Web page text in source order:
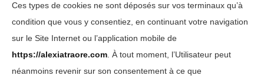
Ces types de cookies ne sont déposés sur vos terminaux qu’à
condition que vous y consentiez, en continuant votre navigation
sur le Site Internet ou l’application mobile de
https://alexiatraore.com . À tout moment, l’Utilisateur peut
néanmoins revenir sur son consentement à ce que